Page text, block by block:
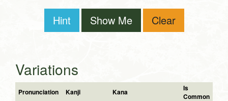
Hint Show Me Clear
Variations
Pronunciation Kanji Kana
Is
Common